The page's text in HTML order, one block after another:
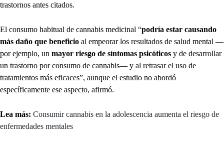
trastornos antes citados.
El consumo habitual de cannabis medicinal “podría estar causando
más daño que beneficio al empeorar los resultados de salud mental —
por ejemplo, un mayor riesgo de síntomas psicóticos y de desarrollar
un trastorno por consumo de cannabis— y al retrasar el uso de
tratamientos más eficaces”, aunque el estudio no abordó
específicamente ese aspecto, afirmó.
Lea más: Consumir cannabis en la adolescencia aumenta el riesgo de
enfermedades mentales